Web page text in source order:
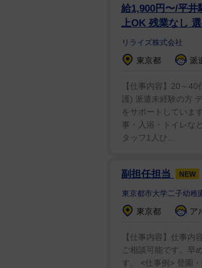
給1,900円〜/平
上OK 残業なし
リライズ株式会社
東京都 派
【仕事内容】20～
護) 派遣未経験の方
をサポートしていま
事・入浴・トイレな
タッフ1人ひ...
副担任担当 NEW
東京都市大学二子幼稚
東京都 ア
【仕事内容】仕事
ご相談可能です。早
す。 <仕事例> 登園